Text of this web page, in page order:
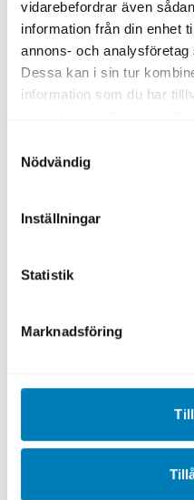
vidarebefordrar även
information från din enhet
annons- och
Dessa kan i sin tur
information som du har
Nödvändig
Inställningar
Statistik
Marknadsföring
sätt. Det är alltså
att säljaren tecknar
säljaren fått
Låntagare:
Garanti:
Vilken